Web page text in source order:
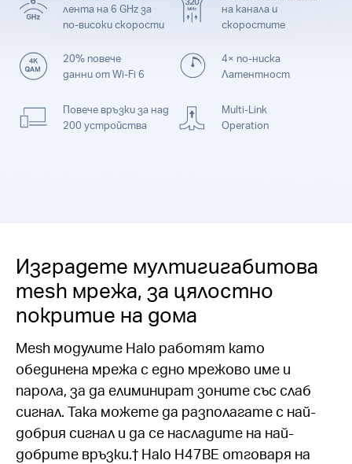
лента на 6 GHz за
по-високи скорости
на канала и
скоростите
20% повече
данни от Wi-Fi 6
4× по-ниска
Латентност
Повече връзки за над
200 устройства
Multi-Link
Operation
Изградете мултигигабитова
mesh мрежа, за цялостно
покритие на дома
Mesh модулите Halo работят като
обединена мрежа с едно мрежово име и
парола, за да елиминират зоните със слаб
сигнал. Така можете да разполагате с най-
добрия сигнал и да се насладите на най-
добрите връзки.† Halo H47BE отговаря на